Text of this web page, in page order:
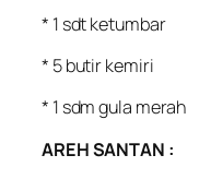
* 1 sdt ketumbar
* 5 butir kemiri
* 1 sdm gula merah
AREH SANTAN :